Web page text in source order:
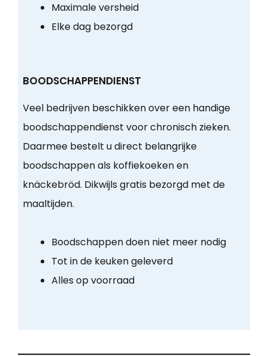
Maximale versheid
Elke dag bezorgd
BOODSCHAPPENDIENST
Veel bedrijven beschikken over een handige
boodschappendienst voor chronisch zieken.
Daarmee bestelt u direct belangrijke
boodschappen als koffiekoeken en
knäckebröd. Dikwijls gratis bezorgd met de
maaltijden.
Boodschappen doen niet meer nodig
Tot in de keuken geleverd
Alles op voorraad